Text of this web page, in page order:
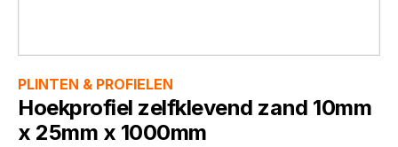
PLINTEN & PROFIELEN
Hoekprofiel zelfklevend zand 10mm
x 25mm x 1000mm